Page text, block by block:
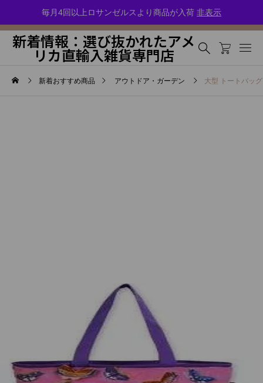
選び抜かれた輸入雑貨セレクトショップ・選りすぐりのアメリカ雑貨をお届
新着情報：選び抜かれたアメ
リカ直輸入雑貨専門店
新着おすすめ商品 アウトドア・ガーデン 大型 トートバッ
毎月4回以上ロサンゼルスより商品が入荷 非表示